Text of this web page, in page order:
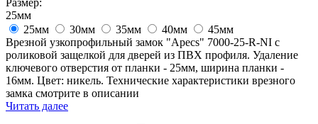
Размер:
25мм
25мм
30мм 35мм 40мм
45мм
Врезной узкопрофильный замок "Apecs" 7000-25-R-NI с
роликовой защелкой для дверей из ПВХ профиля. Удаление
ключевого отверстия от планки - 25мм, ширина планки -
16мм. Цвет: никель. Технические характеристики врезного
замка смотрите в описании
Читать далее